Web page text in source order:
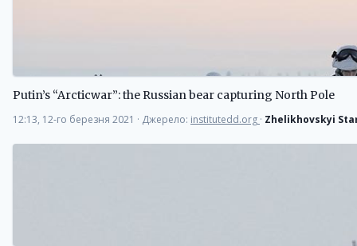
Putin’s “Arcticwar”: the Russian bear capturing North Pole
12:13, 12-го березня 2021 · Джерело: institutedd.org · Zhelikhovskyi